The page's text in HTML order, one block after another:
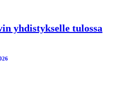
yhdistykselle tulossa